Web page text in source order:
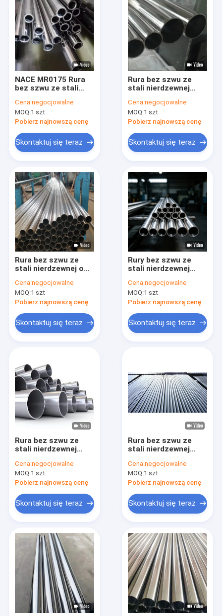
Produkty
O nas
Wycieczka po fabryce
Kontrola jakości
Poprosić o wycenę
Złączki do spawania doczołowego
Łokieć ze stali nierdzewnej
Trójnik ze stali nierdzewnej
Reduktor ze stali nierdzewnej
Zaślepka do rur ze stali nierdzewnej
Rura ze stali nierdzewnej Duplex
Końcówki ze stali nierdzewnej
Kute stalowe kołnierze
Rura ze stali węglowej API
Rura ze stali nierdzewnej bez szwu
Rura spawana ze stali nierdzewnej
NACE MR0175 Rura
bez szwu ze stali
Rura bez szwu
SCH80 Rura dla
przemysłu
gazowego
Cena:negocjowalne
MOQ:1 szt
Pobierz najnowszą cenę
Skontaktuj się teraz
Rura bez szwu ze
stali nierdzewnej
TP316L Jasna,
wyżarzana rura bez
szwu do wymiennika
Cena:negocjowalne
MOQ:1 szt
Pobierz najnowszą cenę
Skontaktuj się teraz
Rura bez szwu ze
stali nierdzewnej o
długości ASTM A312
304 / 304L Rura
stalowa bez szwu ze
Cena:negocjowalne
MOQ:1 szt
Pobierz najnowszą cenę
Skontaktuj się teraz
Rury bez szwu ze
stali nierdzewnej
ASTM A312 TP316L
SCH40 Rura odporna
na korozję
Cena:negocjowalne
MOQ:1 szt
Pobierz najnowszą cenę
Skontaktuj się teraz
Rura bez szwu ze
stali nierdzewnej
304/316L Rura bez
szwu SCH40 SCH80
Cena:negocjowalne
MOQ:1 szt
Pobierz najnowszą cenę
Skontaktuj się teraz
Rura bez szwu ze
stali nierdzewnej
Przemysłowa rura
bez szwu odporna na
korozję
Cena:negocjowalne
MOQ:1 szt
Pobierz najnowszą cenę
Skontaktuj się teraz